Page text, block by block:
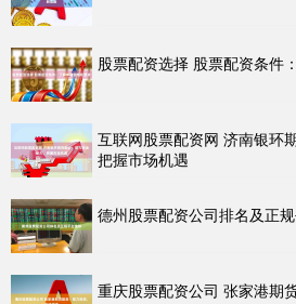
股票配资选择 股票配资条件
互联网股票配资网 济南银环
把握市场机遇
德州股票配资公司排名及正
重庆股票配资公司 张家港期